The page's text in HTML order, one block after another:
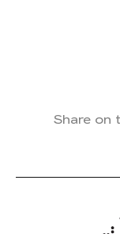
Share on